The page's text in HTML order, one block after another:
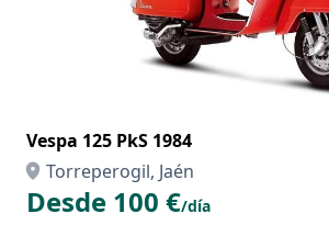
Vespa 125 PkS 1984
Torreperogil, Jaén
Desde 100 €/día